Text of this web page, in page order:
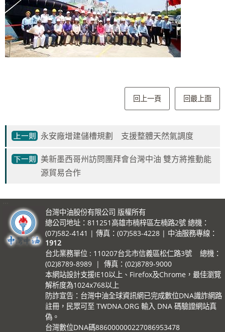
回上一頁 回最上面
永安廠增建儲槽規劃 支援整體天然氣調度
美新墨西哥州訪問團拜會台灣中油 雙方將推動能
源貿易合作
台灣中油股份有限公司 版權所有
總公司地址：811251高雄市楠梓區左楠路2號 總機：
(07)582-4141 | 傳真：(07)583-4228 | 中油服務專線：
1912
台北業務單位 : 110207台北市信義區松仁路3號 總機：
(02)8789-8989 | 傳真：(02)8789-9000
本網站設計支援IE10以上、Firefox及Chrome，最佳瀏覽
解析度為1024x768以上
防詐宣告：台灣中油全球資訊網已完成數位DNA識詐網路
註冊，民眾可至 TWDNA.ORG 輸入 DNA 碼驗證網站真
偽。
台灣數位DNA碼886000000227086953478